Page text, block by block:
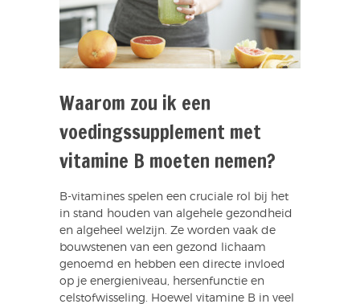
Waarom zou ik een
voedingssupplement met
vitamine B moeten nemen?
B-vitamines spelen een cruciale rol bij het
in stand houden van algehele gezondheid
en algeheel welzijn. Ze worden vaak de
bouwstenen van een gezond lichaam
genoemd en hebben een directe invloed
op je energieniveau, hersenfunctie en
celstofwisseling. Hoewel vitamine B in veel